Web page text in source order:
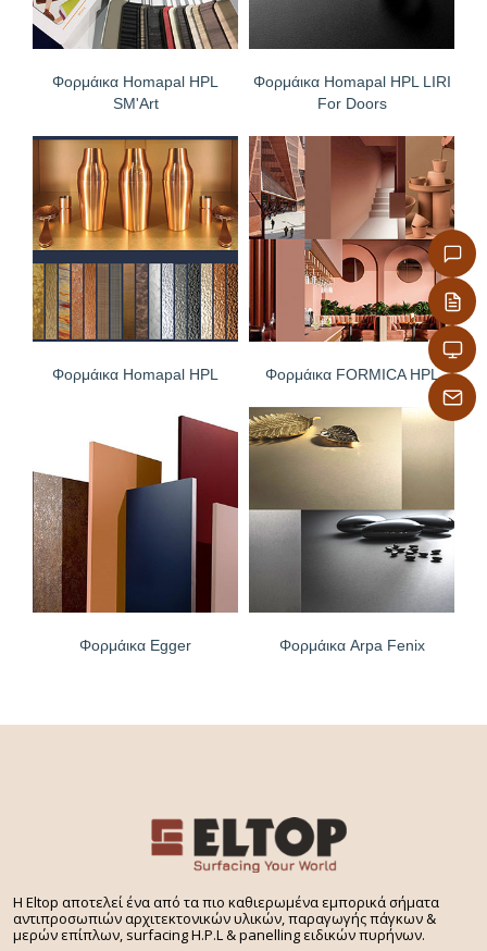
Φορμάικα Homapal HPL
SM'Art
Φορμάικα Homapal HPL LIRI
For Doors
Φορμάικα Homapal HPL Φορμάικα FORMICA HPL
Φορμάικα Egger Φορμάικα Arpa Fenix
H Eltop αποτελεί ένα από τα πιο καθιερωμένα εμπορικά σήματα
αντιπροσωπιών αρχιτεκτονικών υλικών, παραγωγής πάγκων &
μερών επίπλων, surfacing H.P.L & panelling ειδικών πυρήνων.